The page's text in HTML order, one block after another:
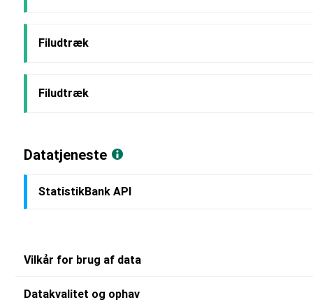
Filudtræk
Filudtræk
Datatjeneste
StatistikBank API
Vilkår for brug af data
Datakvalitet og ophav